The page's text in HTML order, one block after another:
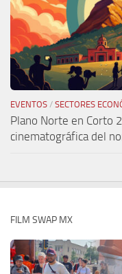
EVENTOS / SECTORES
Plano Norte en Corto
cinematográfica del
FILM SWAP MX